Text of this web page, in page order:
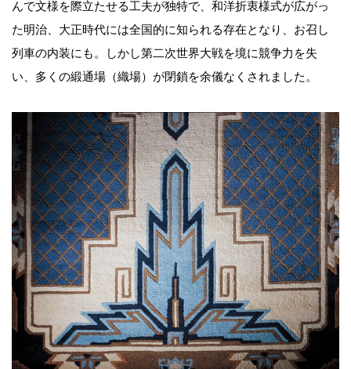
んで文様を際立たせる工夫が独特で、和洋折衷様式が広がっ
た明治、大正時代には全国的に知られる存在となり、お召し
列車の内装にも。しかし第二次世界大戦を境に競争力を失
い、多くの緞通場（織場）が閉鎖を余儀なくされました。